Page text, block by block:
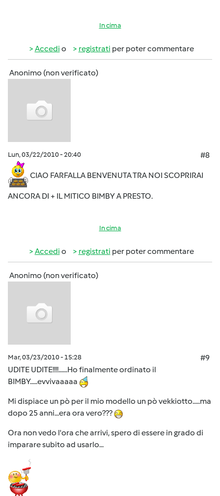
In cima
Accedi o registrati per poter commentare
Anonimo (non verificato)
Lun, 03/22/2010 - 20:40 #8
CIAO FARFALLA BENVENUTA TRA NOI SCOPRIRAI
ANCORA DI + IL MITICO BIMBY A PRESTO.
In cima
Accedi o registrati per poter commentare
Anonimo (non verificato)
Mar, 03/23/2010 - 15:28
#9
UDITE UDITE!!!!......Ho finalmente ordinato il
BIMBY.....evvivaaaaa
Mi dispiace un pò per il mio modello un pò vekkiotto.....ma
dopo 25 anni...era ora vero???
Ora non vedo l'ora che arrivi, spero di essere in grado di
imparare subito ad usarlo...